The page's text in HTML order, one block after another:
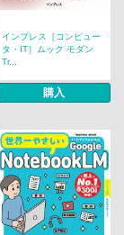
インプレス［コンピュー
タ・IT］ムック モダン
Tr...
購入